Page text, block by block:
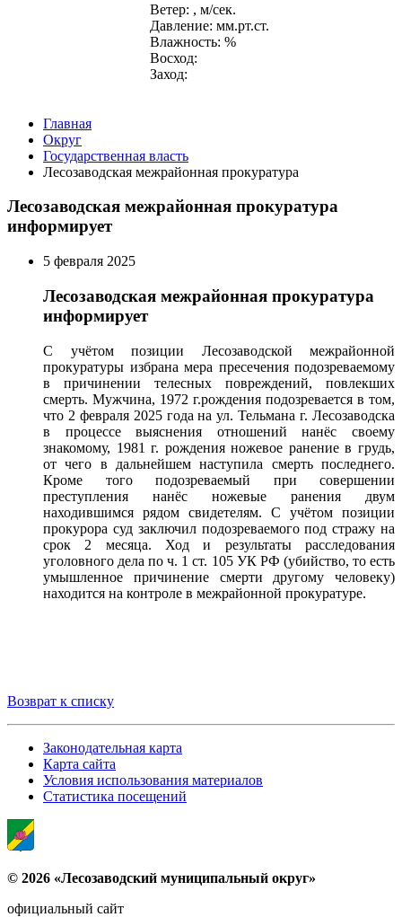
Ветер: , м/сек.
Давление: мм.рт.ст.
Влажность: %
Восход:
Заход:
Главная
Округ
Государственная власть
Лесозаводская межрайонная прокуратура
Лесозаводская межрайонная прокуратура
информирует
5 февраля 2025
Лесозаводская межрайонная прокуратура
информирует
С учётом позиции Лесозаводской межрайонной
прокуратуры избрана мера пресечения подозреваемому
в причинении телесных повреждений, повлекших
смерть. Мужчина, 1972 г.рождения подозревается в том,
что 2 февраля 2025 года на ул. Тельмана г. Лесозаводска
в процессе выяснения отношений нанёс своему
знакомому, 1981 г. рождения ножевое ранение в грудь,
от чего в дальнейшем наступила смерть последнего.
Кроме того подозреваемый при совершении
преступления нанёс ножевые ранения двум
находившимся рядом свидетелям. С учётом позиции
прокурора суд заключил подозреваемого под стражу на
срок 2 месяца. Ход и результаты расследования
уголовного дела по ч. 1 ст. 105 УК РФ (убийство, то есть
умышленное причинение смерти другому человеку)
находится на контроле в межрайонной прокуратуре.
Возврат к списку
Законодательная карта
Карта сайта
Условия использования материалов
Статистика посещений
© 2026 «Лесозаводский муниципальный округ»
официальный сайт